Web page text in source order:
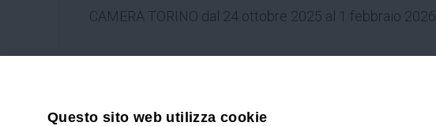
CAMERA TORINO dal 24 ottobre 2025 al 1 febbraio 2026
Questo sito web utilizza cookie